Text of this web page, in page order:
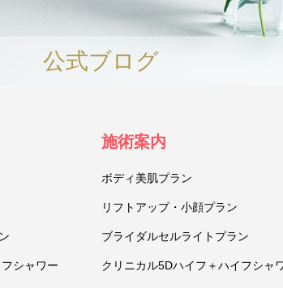
公式ブログ
シャワー
施術案内
ボディ美肌プラン
リフトアップ・小顔プラン
ブライダルセルライトプラン
クリニカル5Dハイフ＋ハイフシャ